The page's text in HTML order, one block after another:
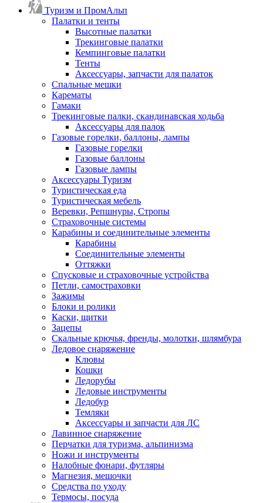
Туризм и ПромАльп
Палатки и тенты
Высотные палатки
Трекинговые палатки
Кемпинговые палатки
Тенты
Аксессуары, запчасти для палаток
Спальные мешки
Карематы
Гамаки
Трекинговые палки, скандинавская ходьба
Аксессуары для палок
Газовые горелки, баллоны, лампы
Газовые горелки
Газовые баллоны
Газовые лампы
Аксессуары Туризм
Туристическая еда
Туристическая мебель
Веревки, Репшнуры, Стропы
Страховочные системы
Карабины и соединительные элементы
Карабины
Соединительные элементы
Оттяжки
Спусковые и страховочные устройства
Петли, самостраховки
Зажимы
Блоки и ролики
Каски, щитки
Зацепы
Скальные крючья, френды, молотки, шлямбура
Ледовое снаряжение
Клювы
Кошки
Ледорубы
Ледовые инструменты
Ледобур
Темляки
Аксессуары и запчасти для ЛС
Лавинное снаряжение
Перчатки для туризма, альпинизма
Ножи и инструменты
Налобные фонари, футляры
Магнезия, мешочки
Средства по уходу
Термосы, посуда